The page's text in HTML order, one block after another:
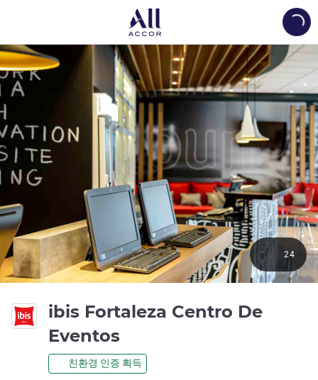
ibis Fortaleza Centro De
Eventos
친환경 인증 획득
24